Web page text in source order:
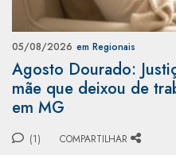
05/08/2026 em Regionais
Agosto Dourado:
mãe que deixou de
em MG
(1) COMPARTILHAR